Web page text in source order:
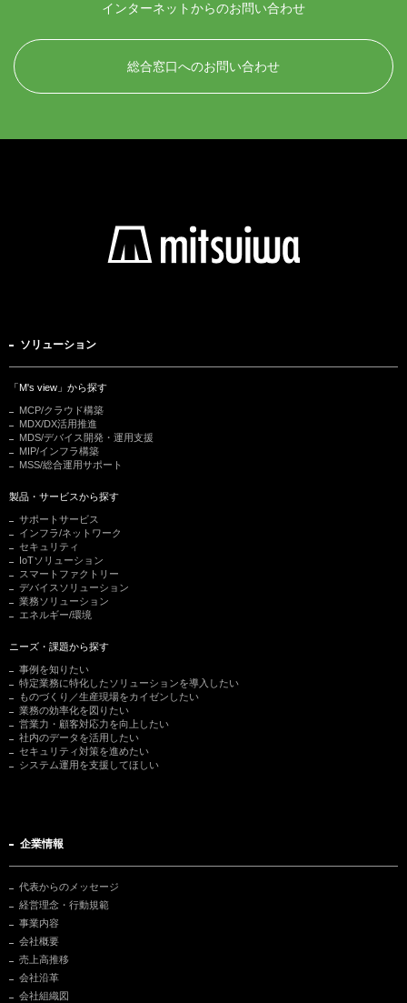
インターネットからのお問い合わせ
総合窓口へのお問い合わせ
ソリューション
「M's view」から探す
MCP/クラウド構築
MDX/DX活用推進
MDS/デバイス開発・運用支援
MIP/インフラ構築
MSS/総合運用サポート
製品・サービスから探す
サポートサービス
インフラ/ネットワーク
セキュリティ
IoTソリューション
スマートファクトリー
デバイスソリューション
業務ソリューション
エネルギー/環境
ニーズ・課題から探す
事例を知りたい
特定業務に特化したソリューションを導入したい
ものづくり／生産現場をカイゼンしたい
業務の効率化を図りたい
営業力・顧客対応力を向上したい
社内のデータを活用したい
セキュリティ対策を進めたい
システム運用を支援してほしい
企業情報
代表からのメッセージ
経営理念・行動規範
事業内容
会社概要
売上高推移
会社沿革
会社組織図